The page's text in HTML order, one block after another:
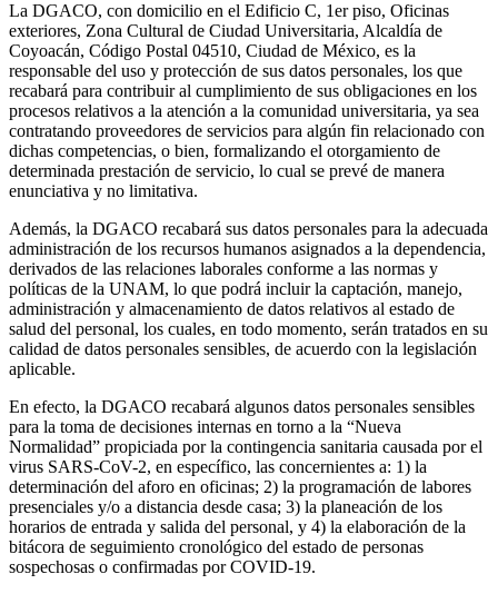
La DGACO, con domicilio en el Edificio C, 1er piso, Oficinas
exteriores, Zona Cultural de Ciudad Universitaria, Alcaldía de
Coyoacán, Código Postal 04510, Ciudad de México, es la
responsable del uso y protección de sus datos personales, los que
recabará para contribuir al cumplimiento de sus obligaciones en los
procesos relativos a la atención a la comunidad universitaria, ya sea
contratando proveedores de servicios para algún fin relacionado con
dichas competencias, o bien, formalizando el otorgamiento de
determinada prestación de servicio, lo cual se prevé de manera
enunciativa y no limitativa.
Además, la DGACO recabará sus datos personales para la adecuada
administración de los recursos humanos asignados a la dependencia,
derivados de las relaciones laborales conforme a las normas y
políticas de la UNAM, lo que podrá incluir la captación, manejo,
administración y almacenamiento de datos relativos al estado de
salud del personal, los cuales, en todo momento, serán tratados en su
calidad de datos personales sensibles, de acuerdo con la legislación
aplicable.
En efecto, la DGACO recabará algunos datos personales sensibles
para la toma de decisiones internas en torno a la “Nueva
Normalidad” propiciada por la contingencia sanitaria causada por el
virus SARS-CoV-2, en específico, las concernientes a: 1) la
determinación del aforo en oficinas; 2) la programación de labores
presenciales y/o a distancia desde casa; 3) la planeación de los
horarios de entrada y salida del personal, y 4) la elaboración de la
bitácora de seguimiento cronológico del estado de personas
sospechosas o confirmadas por COVID-19.